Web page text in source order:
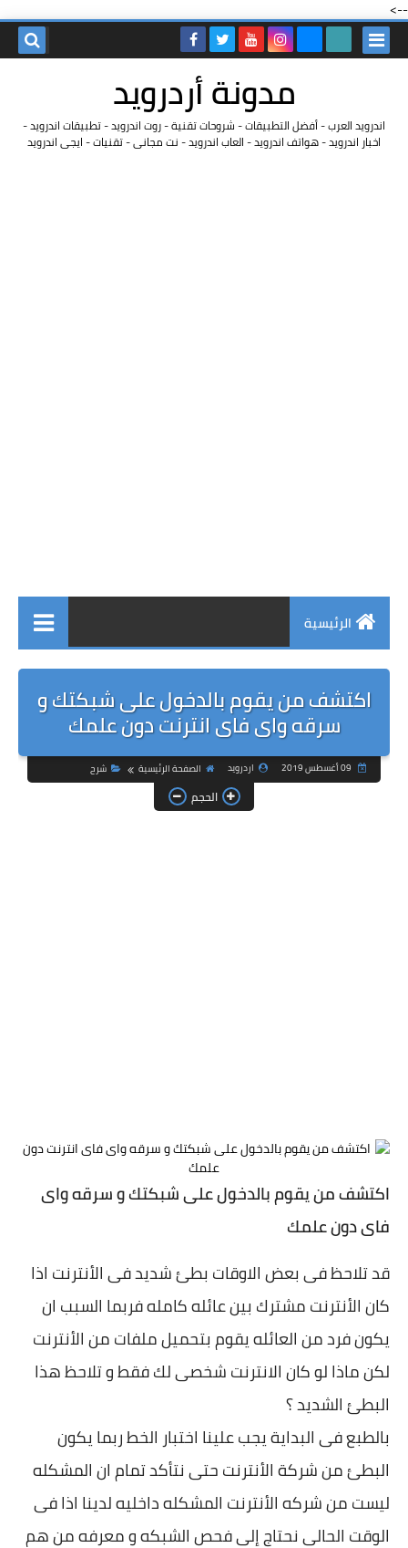
-->
مدونة أردرويد
اندرويد العرب - أفضل التطبيقات - شروحات تقنية - روت اندرويد - تطبيقات اندرويد -
اخبار اندرويد - هواتف اندرويد - العاب اندرويد - نت مجانى - تقنيات - ايجى اندرويد
الرئيسية
اكتشف من يقوم بالدخول على شبكتك و
سرقه واى فاى انترنت دون علمك
اردرويد الصفحة الرئيسية شرح
الحجم
اكتشف من يقوم بالدخول على شبكتك و سرقه واى
فاى دون علمك
قد تلاحظ فى بعض الاوقات بطئ شديد فى الأنترنت اذا
كان الأنترنت مشترك بين عائله كامله فربما السبب ان
يكون فرد من العائله يقوم بتحميل ملفات من الأنترنت
لكن ماذا لو كان الانترنت شخصى لك فقط و تلاحظ هذا
البطئ الشديد ؟
بالطبع فى البداية يجب علينا اختبار الخط ربما يكون
البطئ من شركة الأنترنت حتى نتأكد تمام ان المشكله
ليست من شركه الأنترنت المشكله داخليه لدينا اذا فى
الوقت الحالى نحتاج إلى فحص الشبكه و معرفه من هم